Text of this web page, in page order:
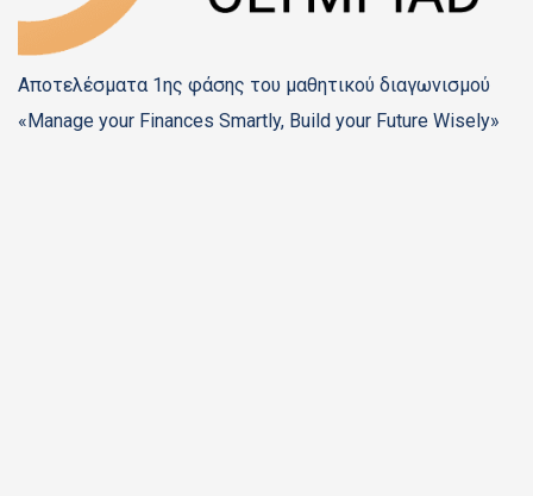
Αποτελέσματα 1ης φάσης του μαθητικού διαγωνισμού
«Manage your Finances Smartly, Build your Future Wisely»